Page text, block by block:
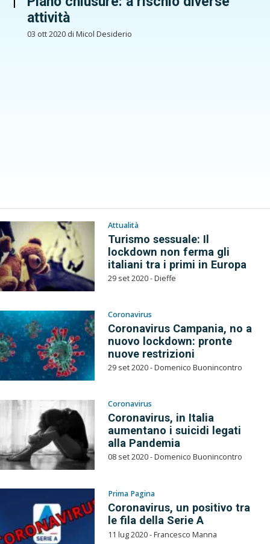
attività
03 ott 2020 di Micol Desiderio
Attualità
Turismo sessuale: Il
lockdown non ferma gli
italiani tra i primi in Europa
29 set 2020 - Dieffe
Coronavirus
Coronavirus Campania, no a
nuovo lockdown: pronte
nuove restrizioni
29 set 2020 - Domenico Buonincontro
Coronavirus
Coronavirus, in Italia
aumentano i suicidi legati
alla Pandemia
08 set 2020 - Domenico Buonincontro
Prima Pagina
Coronavirus, un positivo tra
le fila della Serie A
11 lug 2020 - Francesco Manna